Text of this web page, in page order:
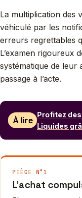
La multiplication des
véhiculé par les
erreurs regrettables
L’examen rigoureux
systématique de leur
passage à l’acte.
À lire
Profitez
Liquides
PIÈGE N°1
L’achat